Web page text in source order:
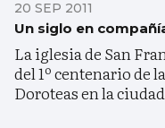
20 SEP 2011
Un siglo en
La iglesia de San
del 1º centenario de
Doroteas en la